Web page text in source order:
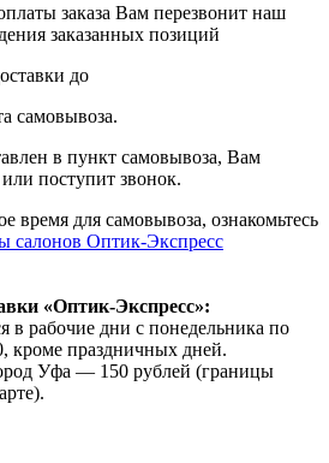
заказа Вам перезвонит наш
заказанных позиций
до
самовывоза.
в пункт самовывоза, Вам
поступит звонок.
время для самовывоза, ознакомьтесь
салонов Оптик-Экспресс
«Оптик-Экспресс»:
в рабочие дни с понедельника по
кроме праздничных дней.
Уфа — 150 рублей (границы